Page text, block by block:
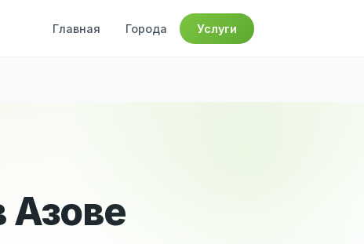
Главная Города Услуги
Азове